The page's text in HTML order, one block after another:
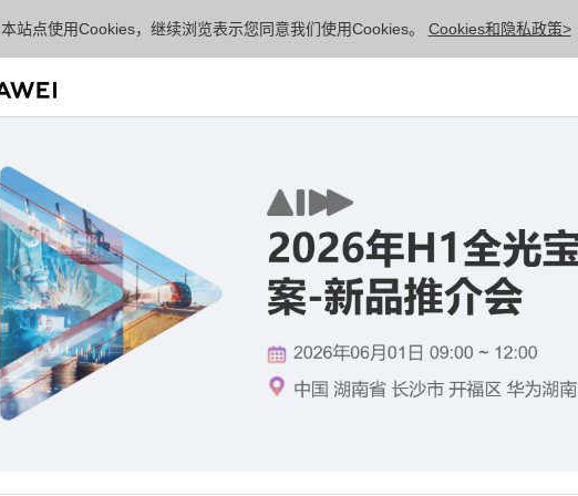
本站点使用Cookies，继续浏览表示您同意我们使用Cookies。 Cookies和隐私政策>